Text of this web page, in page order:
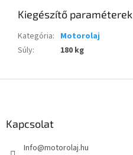
Kiegészítő paraméterek
Kategória: Motorolaj
Súly: 180 kg
Kapcsolat
Info@motorolaj.hu